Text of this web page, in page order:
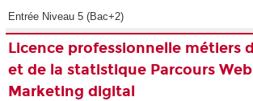
Entrée Niveau 5 (Bac+2)
Licence professionnelle métiers
et de la statistique Parcours
Marketing digital